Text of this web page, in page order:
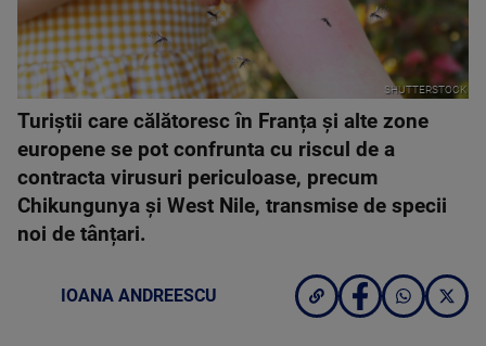
SHUTTERSTOCK
Turiștii care călătoresc în Franța și alte zone
europene se pot confrunta cu riscul de a
contracta virusuri periculoase, precum
Chikungunya și West Nile, transmise de specii
noi de tânțari.
IOANA ANDREESCU